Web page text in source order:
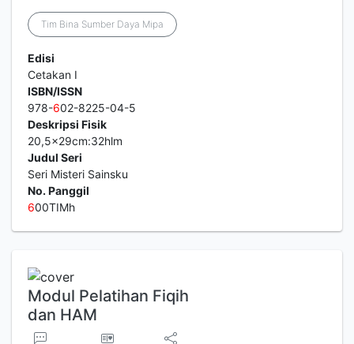
Tim Bina Sumber Daya Mipa
Edisi
Cetakan I
ISBN/ISSN
978-602-8225-04-5
Deskripsi Fisik
20,5x29cm:32hlm
Judul Seri
Seri Misteri Sainsku
No. Panggil
600TIMh
Modul Pelatihan Fiqih
dan HAM